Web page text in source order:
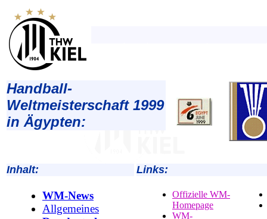
Handball-
Weltmeisterschaft 1999
in Ägypten:
Inhalt: Links:
WM-News
Allgemeines
Offizielle WM-
Homepage
WM-